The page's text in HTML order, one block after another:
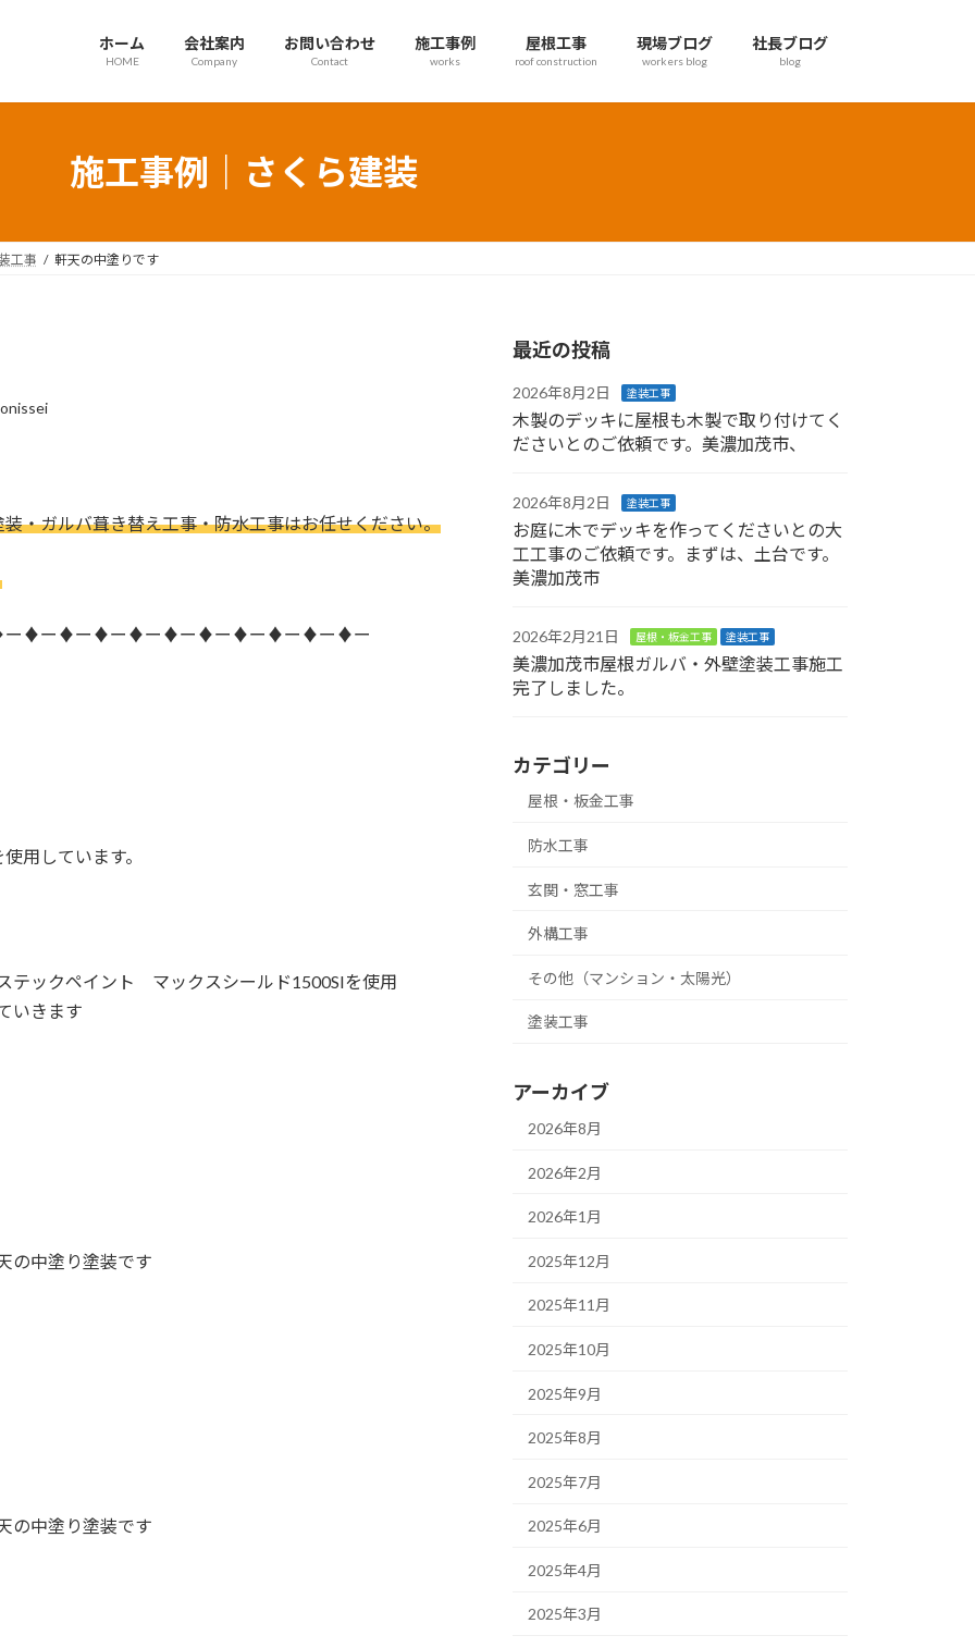
ホーム
HOME
会社案内
Company
お問い合わせ
Contact
施工事例
works
屋根工事
roof construction
現場ブログ
workers blog
社長ブログ
blog
施工事例｜さくら建装
工事 軒天の中塗りです
・ガルバ葺き替え工事・防水工事はお任せください。
♦ー♦ー♦ー♦ー♦ー♦ー♦ー♦ー♦ー♦ー
用しています。
テックペイント マックスシールド1500SIを使用
いきます
の中塗り塗装です
の中塗り塗装です
最近の投稿
2026年8月2日 塗装工事
木製のデッキに屋根も木製で取り付けてく
ださいとのご依頼です。美濃加茂市、
2026年8月2日 塗装工事
お庭に木でデッキを作ってくださいとの大
工工事のご依頼です。まずは、土台です。
美濃加茂市
2026年2月21日 屋根・板金工事 塗装工事
美濃加茂市屋根ガルバ・外壁塗装工事施工
完了しました。
カテゴリー
屋根・板金工事
防水工事
玄関・窓工事
外構工事
その他（マンション・太陽光）
塗装工事
アーカイブ
2026年8月
2026年2月
2026年1月
2025年12月
2025年11月
2025年10月
2025年9月
2025年8月
2025年7月
2025年6月
2025年4月
2025年3月